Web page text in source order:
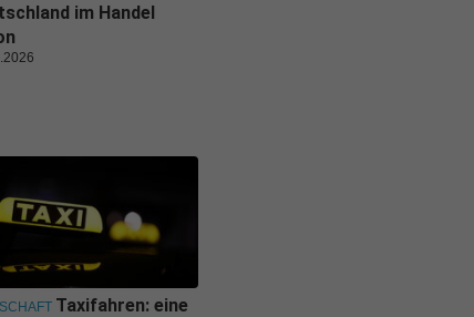
im Handel
Taxifahren: eine